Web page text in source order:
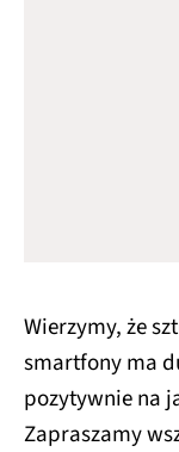
Wierzymy, że
smartfony ma
pozytywnie na
Zapraszamy